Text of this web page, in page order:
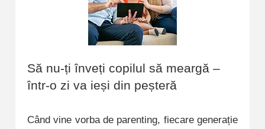
Să nu-ți înveți copilul să meargă –
într-o zi va ieși din peșteră
Când vine vorba de parenting, fiecare generație